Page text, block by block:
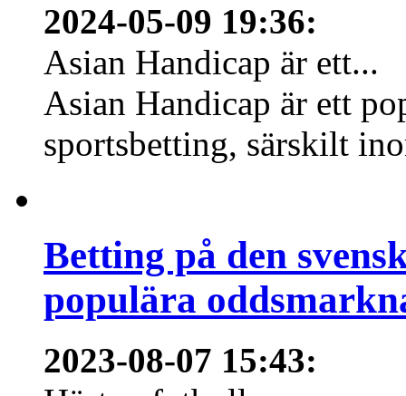
2024-05-09 19:36:
Asian Handicap är ett...
Asian Handicap är ett
sportsbetting, särskilt
Betting på den
populära
2023-08-07 15:43: